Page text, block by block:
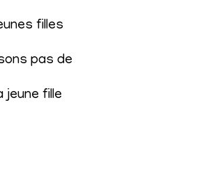
filles
pas de
jeune fille